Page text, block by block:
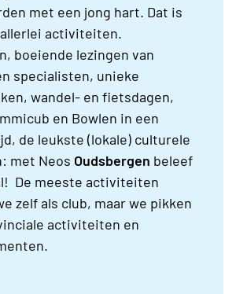
met een jong hart. Dat is
activiteiten.
boeiende lezingen van
specialisten, unieke
wandel- en fietsdagen,
en Bowlen in een
de leukste (lokale) culturele
met Neos Oudsbergen beleef
De meeste activiteiten
zelf als club, maar we pikken
activiteiten en